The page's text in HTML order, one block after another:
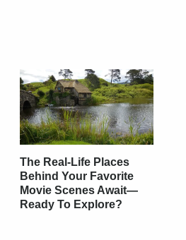
The Real-Life Places
Behind Your Favorite
Movie Scenes Await—
Ready To Explore?